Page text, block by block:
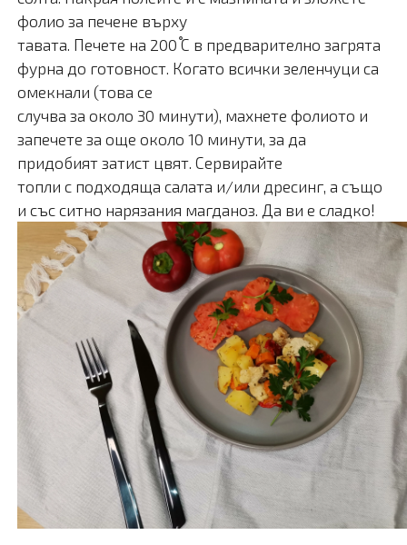
фолио за печене върху
тавата. Печете на 200 ֯С в предварително загрята
фурна до готовност. Когато всички зеленчуци са
омекнали (това се
случва за около 30 минути), махнете фолиото и
запечете за още около 10 минути, за да
придобият затист цвят. Сервирайте
топли с подходяща салата и/или дресинг, а също
и със ситно нарязания магданоз. Да ви е сладко!